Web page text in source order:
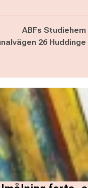
ABFs Studiehem
26 Huddinge